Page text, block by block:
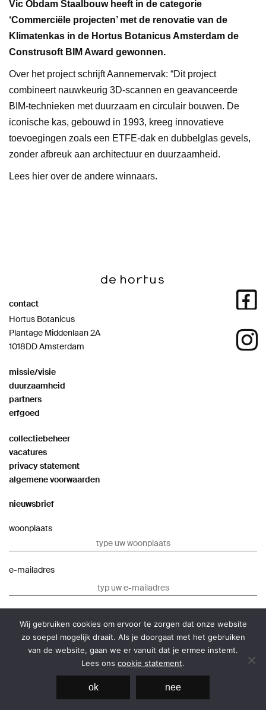
Vic Obdam Staalbouw heeft in de categorie
‘Commerciële projecten’ met de renovatie van de
Klimatenkas in de Hortus Botanicus Amsterdam de
Construsoft BIM Award gewonnen.
Over het project schrijft Aannemervak: “Dit project
combineert nauwkeurig 3D-scannen en geavanceerde
BIM-technieken met duurzaam en circulair bouwen. De
iconische kas, gebouwd in 1993, kreeg innovatieve
toevoegingen zoals een ETFE-dak en dubbelglas gevels,
zonder afbreuk aan architectuur en duurzaamheid.
Lees hier over de andere winnaars.
contact
Hortus Botanicus
Plantage Middenlaan 2A
1018DD Amsterdam
missie/visie
duurzaamheid
partners
erfgoed
collectiebeheer
vacatures
privacy statement
algemene voorwaarden
nieuwsbrief
woonplaats
e-mailadres
Wij gebruiken cookies om ervoor te zorgen dat onze website
zo soepel mogelijk draait. Als je doorgaat met het gebruiken
van de website, gaan we er vanuit dat je ermee instemt.
Lees ons cookie statement.
ok nee